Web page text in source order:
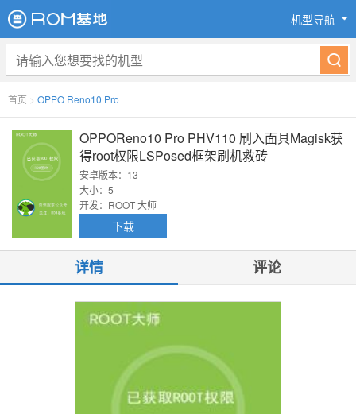
机型导航
首页 > OPPO Reno10 Pro
OPPOReno10 Pro PHV110 刷入面具Magisk获
得root权限LSPosed框架刷机救砖
安卓版本：13
大小：5
开发：ROOT 大师
下载
详情 评论